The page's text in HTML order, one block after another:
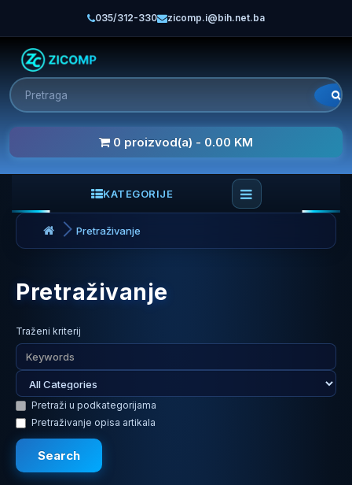
035/312-330 zicomp.i@bih.net.ba
0 proizvod(a) - 0.00 KM
KATEGORIJE
Pretraživanje
Pretraživanje
Traženi kriterij
Pretraži u podkategorijama
Pretraživanje opisa artikala